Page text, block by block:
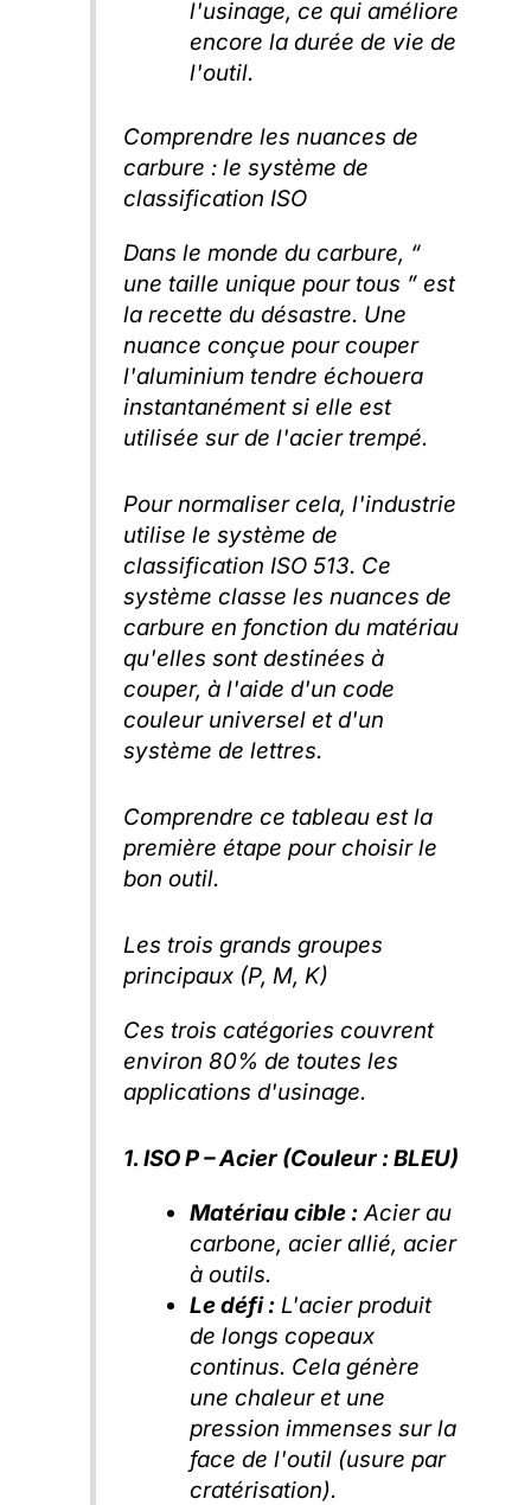
l'usinage, ce qui améliore
encore la durée de vie de
l'outil.
Comprendre les nuances de
carbure : le système de
classification ISO
Dans le monde du carbure, “
une taille unique pour tous ” est
la recette du désastre. Une
nuance conçue pour couper
l'aluminium tendre échouera
instantanément si elle est
utilisée sur de l'acier trempé.
Pour normaliser cela, l'industrie
utilise le système de
classification ISO 513. Ce
système classe les nuances de
carbure en fonction du matériau
qu'elles sont destinées à
couper, à l'aide d'un code
couleur universel et d'un
système de lettres.
Comprendre ce tableau est la
première étape pour choisir le
bon outil.
Les trois grands groupes
principaux (P, M, K)
Ces trois catégories couvrent
environ 80% de toutes les
applications d'usinage.
1. ISO P – Acier (Couleur : BLEU)
Matériau cible :Acier au
carbone, acier allié, acier
à outils.
Le défi :L'acier produit
de longs copeaux
continus. Cela génère
une chaleur et une
pression immenses sur la
face de l'outil (usure par
cratérisation).